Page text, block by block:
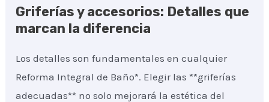
Griferías y accesorios: Detalles que
marcan la diferencia
Los detalles son fundamentales en cualquier
Reforma Integral de Baño*. Elegir las **griferías
adecuadas** no solo mejorará la estética del